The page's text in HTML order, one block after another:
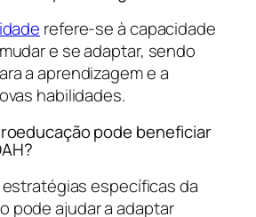
refere-se à capacidade
e se adaptar, sendo
a aprendizagem e a
habilidades.
pode beneficiar
específicas da
pode ajudar a adaptar